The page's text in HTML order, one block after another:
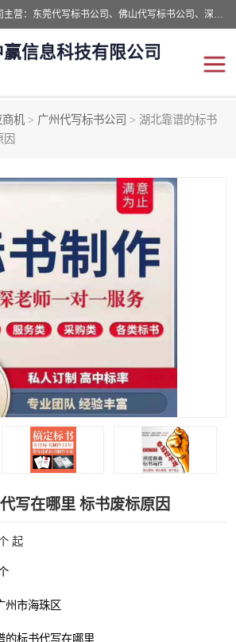
广州中赢信息科技有限公司主营：东莞代写标书公司、佛山代写标书公司、深圳代写标书公司等,食品类标书、工程类类标书,经验丰富的标书制作团队,24小时加急服务,多对一服务。
信息科技有限公司
商机 > 广州代写标书公司 > 湖北靠谱的标书
因
写在哪里 标书废标原因
起
州市海珠区
的标书代写在哪里
广州代写标书公司